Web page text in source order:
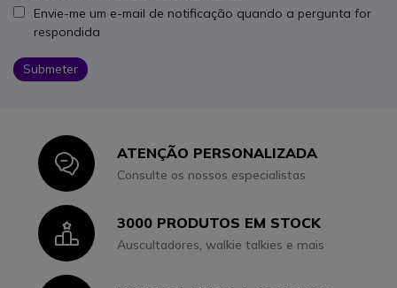
Envie-me um e-mail de notificação quando a pergunta for
respondida
Submeter
IconATENÇÃO PERSONALIZADA
Consulte os nossos especialistas
Icon3000 PRODUTOS EM STOCK
Auscultadores, walkie talkies e mais